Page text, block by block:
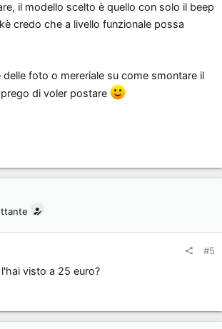
il modello scelto è quello con solo il beep
credo che a livello funzionale possa
delle foto o mereriale su come smontare il
di voler postare
#5
visto a 25 euro?